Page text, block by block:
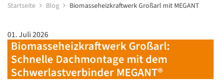
Startseite Blog Biomasseheizkraftwerk Großarl mit MEGANT
01. Juli 2026
Biomasseheizkraftwerk Großarl:
Schnelle Dachmontage mit dem
Schwerlastverbinder MEGANT®